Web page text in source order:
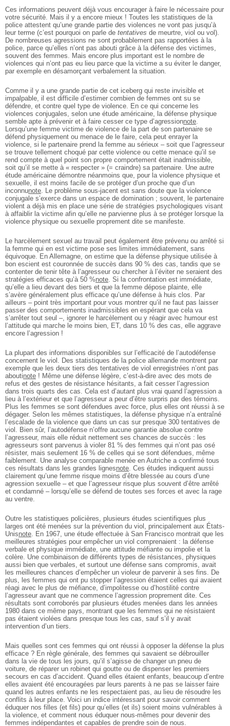
Ces informations peuvent déjà vous encourager à faire le nécessaire pour
votre sécurité. Mais il y a encore mieux ! Toutes les statistiques de la
police attestent qu’une grande partie des violences ne vont pas jusqu’à
leur terme (c’est pourquoi on parle de tentatives de meurtre, viol ou vol).
De nombreuses agressions ne sont probablement pas rapportées à la
police, parce qu’elles n’ont pas abouti grâce à la défense des victimes,
souvent des femmes. Mais encore plus important est le nombre de
violences qui n’ont pas eu lieu parce que la victime a su éviter le danger,
par exemple en désamorçant verbalement la situation.
Comme il y a une grande partie de cet iceberg qui reste invisible et
impalpable, il est difficile d’estimer combien de femmes ont su se
défendre, et contre quel type de violence. En ce qui concerne les
violences conjugales, selon une étude américaine, la défense physique
semble apte à prévenir et à faire cesser ce type d’agressionnote.
Lorsqu’une femme victime de violence de la part de son partenaire se
défend physiquement ou menace de le faire, cela peut enrayer la
violence, si le partenaire prend la femme au sérieux – soit que l’agresseur
se trouve tellement choqué par cette violence ou cette menace qu’il se
rend compte à quel point son propre comportement était inadmissible,
soit qu’il se mette à « respecter » (= craindre) sa partenaire. Une autre
étude américaine démontre néanmoins que, pour la violence physique et
sexuelle, il est moins facile de se protéger d’un proche que d’un
inconnunote. Le problème sous-jacent est sans doute que la violence
conjugale s’exerce dans un espace de domination ; souvent, le partenaire
violent a déjà mis en place une série de stratégies psychologiques visant
à affaiblir la victime afin qu’elle ne parvienne plus à se protéger lorsque la
violence physique ou sexuelle proprement dite se manifeste.
Le harcèlement sexuel au travail peut également être prévenu ou arrêté si
la femme qui en est victime pose ses limites immédiatement, sans
équivoque. En Allemagne, on estime que la défense physique utilisée à
bon escient est couronnée de succès dans 90 % des cas, tandis que se
contenter de tenir tête à l’agresseur ou chercher à l’éviter ne seraient des
stratégies efficaces qu’à 50 %note. Si la confrontation est immédiate,
qu’elle a lieu devant des tiers et que la femme dépose plainte, elle
s’avère généralement plus efficace qu’une défense à huis clos. Par
ailleurs – point très important pour vous montrer qu’il ne faut pas laisser
passer des comportements inadmissibles en espérant que cela va
s’arrêter tout seul –, ignorer le harcèlement ou y réagir avec humour est
l’attitude qui marche le moins bien, ET, dans 10 % des cas, elle aggrave
encore l’agression !
La plupart des informations disponibles sur l’efficacité de l’autodéfense
concernent le viol. Des statistiques de la police allemande montrent par
exemple que les deux tiers des tentatives de viol enregistrées n’ont pas
aboutinote ! Même une défense légère, c’est-à-dire avec des mots de
refus et des gestes de résistance hésitants, a fait cesser l’agression
dans trois quarts des cas. Cela est d’autant plus vrai quand l’agression a
lieu à l’extérieur et que l’agresseur a peur d’être surpris par des témoins.
Plus les femmes se sont défendues avec force, plus elles ont réussi à se
dégager. Selon les mêmes statistiques, la défense physique n’a entraîné
l’escalade de la violence que dans un cas sur presque 300 tentatives de
viol. Bien sûr, l’autodéfense n’offre aucune garantie absolue contre
l’agresseur, mais elle réduit nettement ses chances de succès : les
agresseurs sont parvenus à violer 81 % des femmes qui n’ont pas osé
résister, mais seulement 16 % de celles qui se sont défendues, même
faiblement. Une analyse comparable menée en Autriche a confirmé tous
ces résultats dans les grandes lignesnote. Ces études indiquent aussi
clairement qu’une femme risque moins d’être blessée au cours d’une
agression sexuelle – et que l’agresseur risque plus souvent d’être arrêté
et condamné – lorsqu’elle se défend de toutes ses forces et avec la rage
au ventre.
Outre les statistiques policières, plusieurs études scientifiques plus
larges ont été menées sur la prévention du viol, principalement aux États-
Unisnote. En 1967, une étude effectuée à San Francisco montrait que les
meilleures stratégies pour empêcher un viol comprenaient : la défense
verbale et physique immédiate, une attitude méfiante ou impolie et la
colère. Une combinaison de différents types de résistances, physiques
aussi bien que verbales, et surtout une défense sans compromis, avait
les meilleures chances d’empêcher un violeur de parvenir à ses fins. De
plus, les femmes qui ont pu stopper l’agression étaient celles qui avaient
réagi avec le plus de méfiance, d’impolitesse ou d’hostilité contre
l’agresseur avant que ne commence l’agression proprement dite. Ces
résultats sont corroborés par plusieurs études menées dans les années
1980 dans ce même pays, montrant que les femmes qui ne résistaient
pas étaient violées dans presque tous les cas, sauf s’il y avait
intervention d’un tiers.
Mais quelles sont ces femmes qui ont réussi à opposer la défense la plus
efficace ? En règle générale, des femmes qui savaient se débrouiller
dans la vie de tous les jours, qu’il s’agisse de changer un pneu de
voiture, de réparer un robinet qui goutte ou de dispenser les premiers
secours en cas d’accident. Quand elles étaient enfants, beaucoup d’entre
elles avaient été encouragées par leurs parents à ne pas se laisser faire
quand les autres enfants ne les respectaient pas, au lieu de résoudre les
conflits à leur place. Voici un indice intéressant pour savoir comment
éduquer nos filles (et fils) pour qu’elles (et ils) soient moins vulnérables à
la violence, et comment nous éduquer nous-mêmes pour devenir des
femmes indépendantes et capables de prendre soin de nous.